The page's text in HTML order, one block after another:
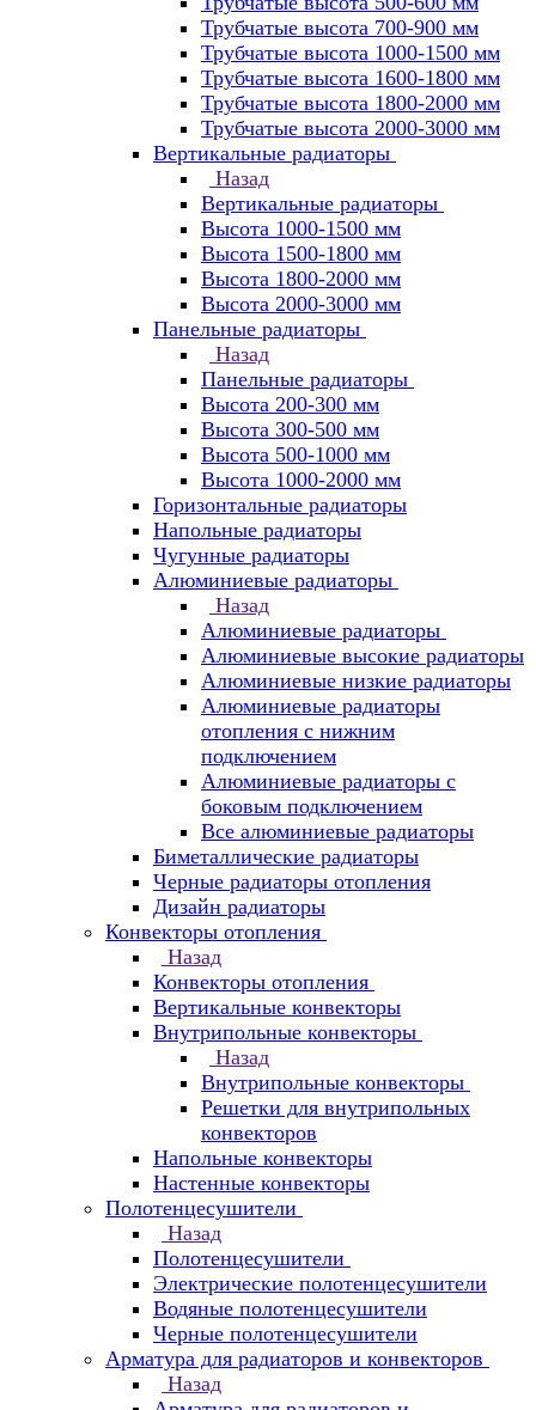
Трубчатые высота 700-900 мм
Трубчатые высота 1000-1500 мм
Трубчатые высота 1600-1800 мм
Трубчатые высота 1800-2000 мм
Трубчатые высота 2000-3000 мм
Вертикальные радиаторы
Назад
Вертикальные радиаторы
Высота 1000-1500 мм
Высота 1500-1800 мм
Высота 1800-2000 мм
Высота 2000-3000 мм
Панельные радиаторы
Назад
Панельные радиаторы
Высота 200-300 мм
Высота 300-500 мм
Высота 500-1000 мм
Высота 1000-2000 мм
Горизонтальные радиаторы
Напольные радиаторы
Чугунные радиаторы
Алюминиевые радиаторы
Назад
Алюминиевые радиаторы
Алюминиевые высокие радиаторы
Алюминиевые низкие радиаторы
Алюминиевые радиаторы
отопления с нижним
подключением
Алюминиевые радиаторы с
боковым подключением
Все алюминиевые радиаторы
Биметаллические радиаторы
Черные радиаторы отопления
Дизайн радиаторы
Конвекторы отопления
Назад
Конвекторы отопления
Вертикальные конвекторы
Внутрипольные конвекторы
Назад
Внутрипольные конвекторы
Решетки для внутрипольных
конвекторов
Напольные конвекторы
Настенные конвекторы
Полотенцесушители
Назад
Полотенцесушители
Электрические полотенцесушители
Водяные полотенцесушители
Черные полотенцесушители
Арматура для радиаторов и конвекторов
Назад